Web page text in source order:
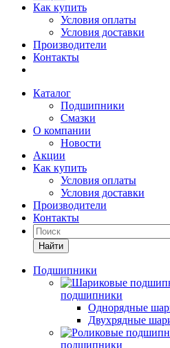
Как купить
Условия оплаты
Условия доставки
Производители
Контакты
Каталог
Подшипники
Смазки
О компании
Новости
Акции
Как купить
Условия оплаты
Условия доставки
Производители
Контакты
Найти
Подшипники
подшипники
Однорядные
Двухрядные
подшипники